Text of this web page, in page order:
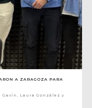
A ZARAGOZA PARA
Laura González y